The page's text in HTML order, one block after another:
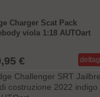
Charger Scat Pack
viola 1:18 AUTOart
€